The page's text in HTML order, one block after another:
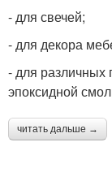
- для свечей;
- для декора
- для различных
эпоксидной
читать дальше →